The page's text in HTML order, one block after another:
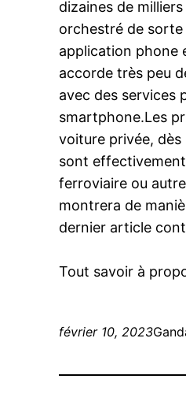
dizaines de
orchestré de sorte
application phone
accorde très peu
avec des services
smartphone.Les
voiture privée,
sont effectivement
ferroviaire ou
montrera de
dernier article
Tout savoir à
février 10, 2023